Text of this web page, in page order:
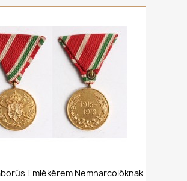
Emlékérem Nemharcolóknak